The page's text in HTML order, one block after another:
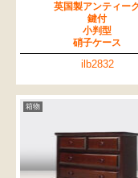
英国製アンティー
鍵付
小判型
硝子ケース
ilb2832
箱物